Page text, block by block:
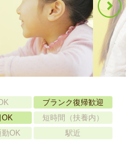
ブランク復帰歓迎
OK
短時間（扶養内）
勤OK 駅近